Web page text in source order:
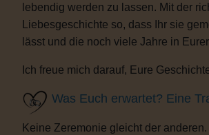
lebendig werden zu lassen. Mit der
Liebesgeschichte so, dass Ihr sie
lässt und die noch viele Jahre in
Ich freue mich darauf, Eure
Was Euch erwartet? Eine
Keine Zeremonie gleicht der